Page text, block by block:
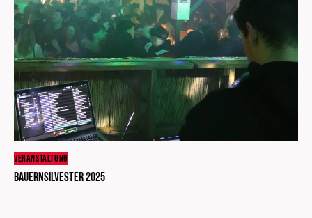
VERANSTALTUNG
Bauernsilvester 2025